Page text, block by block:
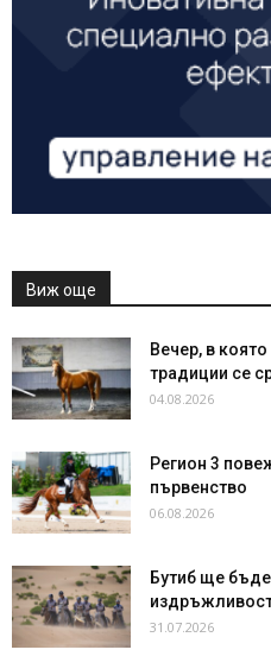
Виж още
Вечер, в
традиции се
04.08.2026
Регион 3
първенство
06.08.2026
Бутиб ще
31.07.2026